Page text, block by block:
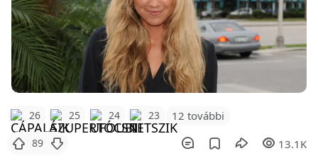
26 25 24 23 12 további
89 13.1K